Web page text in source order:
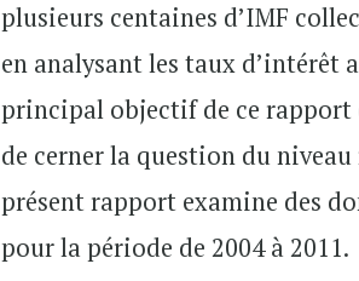
plusieurs centaines d’IMF
en analysant les taux d’intérêt
principal objectif de ce rapport
de cerner la question du
présent rapport examine des
pour la période de 2004 à 2011.